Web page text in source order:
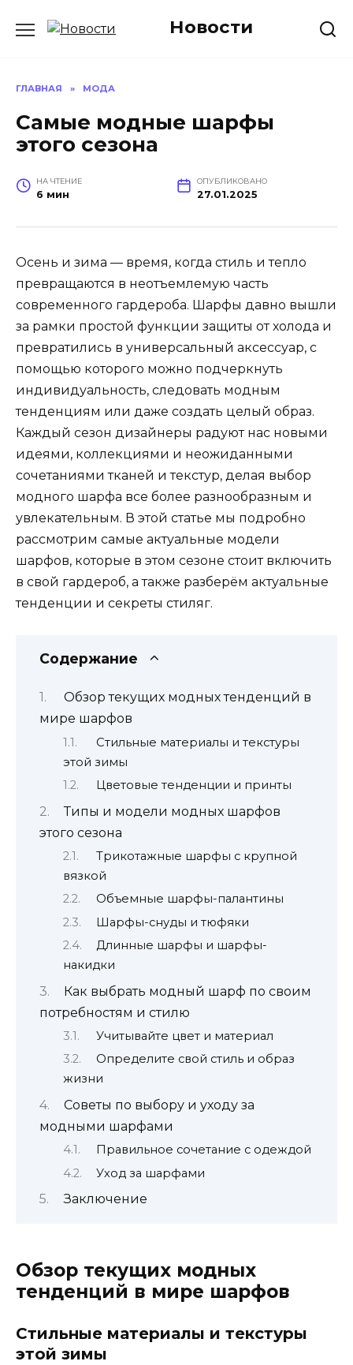
Новости
ГЛАВНАЯ » МОДА
Самые модные шарфы
этого сезона
НА ЧТЕНИЕ
6 мин
ОПУБЛИКОВАНО
27.01.2025
Осень и зима — время, когда стиль и тепло
превращаются в неотъемлемую часть
современного гардероба. Шарфы давно вышли
за рамки простой функции защиты от холода и
превратились в универсальный аксессуар, с
помощью которого можно подчеркнуть
индивидуальность, следовать модным
тенденциям или даже создать целый образ.
Каждый сезон дизайнеры радуют нас новыми
идеями, коллекциями и неожиданными
сочетаниями тканей и текстур, делая выбор
модного шарфа все более разнообразным и
увлекательным. В этой статье мы подробно
рассмотрим самые актуальные модели
шарфов, которые в этом сезоне стоит включить
в свой гардероб, а также разберём актуальные
тенденции и секреты стиляг.
Содержание
Обзор текущих модных тенденций в
мире шарфов
Стильные материалы и текстуры
этой зимы
Цветовые тенденции и принты
Типы и модели модных шарфов
этого сезона
Трикотажные шарфы с крупной
вязкой
Объемные шарфы-палантины
Шарфы-снуды и тюфяки
Длинные шарфы и шарфы-
накидки
Как выбрать модный шарф по своим
потребностям и стилю
Учитывайте цвет и материал
Определите свой стиль и образ
жизни
Советы по выбору и уходу за
модными шарфами
Правильное сочетание с одеждой
Уход за шарфами
Заключение
Обзор текущих модных
тенденций в мире шарфов
Стильные материалы и текстуры
этой зимы